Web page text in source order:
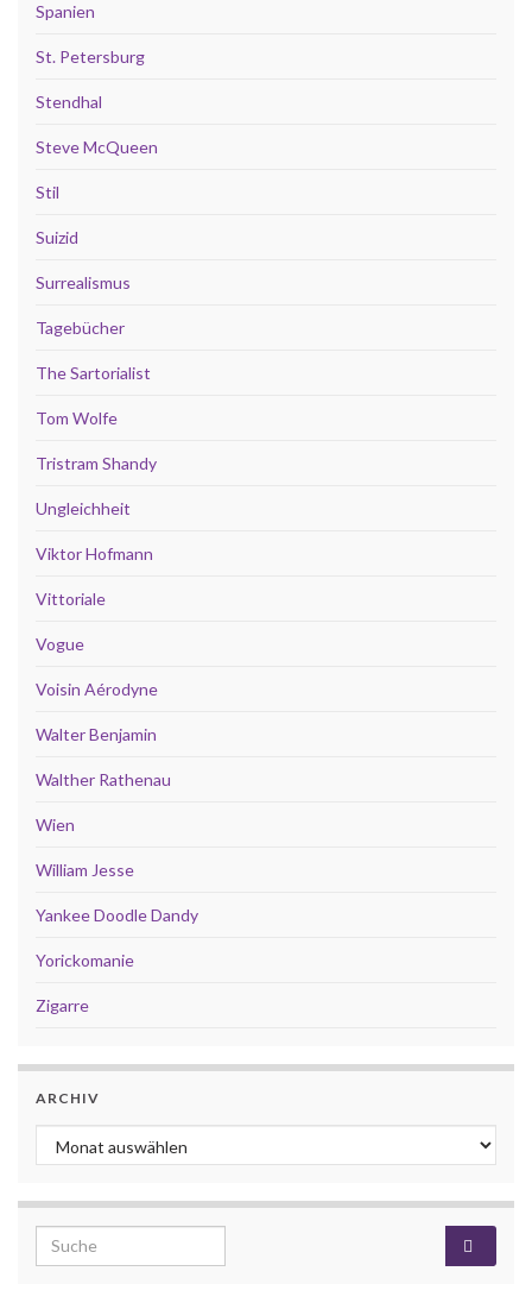
Spanien
St. Petersburg
Stendhal
Steve McQueen
Stil
Suizid
Surrealismus
Tagebücher
The Sartorialist
Tom Wolfe
Tristram Shandy
Ungleichheit
Viktor Hofmann
Vittoriale
Vogue
Voisin Aérodyne
Walter Benjamin
Walther Rathenau
Wien
William Jesse
Yankee Doodle Dandy
Yorickomanie
Zigarre
ARCHIV
Archiv
Search for: